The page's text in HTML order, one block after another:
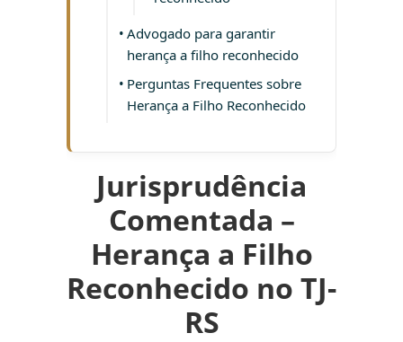
Advogado para garantir
herança a filho reconhecido
Perguntas Frequentes sobre
Herança a Filho Reconhecido
Jurisprudência
Comentada –
Herança a Filho
Reconhecido no TJ-
RS